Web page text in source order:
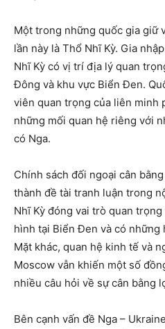
Một trong những quốc gia giữ
lần này là Thổ Nhĩ Kỳ. Gia
Nhĩ Kỳ có vị trí địa lý quan
Đông và khu vực Biển Đen.
viên quan trọng của liên minh
những mối quan hệ riêng với
có Nga.
Chính sách đối ngoại cân
thành đề tài tranh luận trong
Nhĩ Kỳ đóng vai trò quan
hình tại Biển Đen và có những
Mặt khác, quan hệ kinh tế và
Moscow vẫn khiến một số
nhiều câu hỏi về sự cân bằng
Bên cạnh vấn đề Nga –